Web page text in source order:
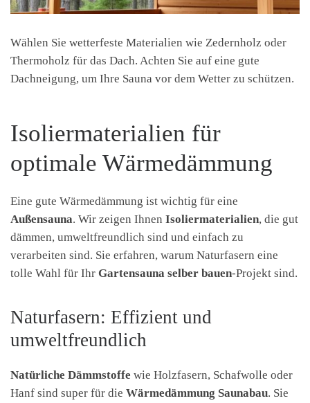
Wählen Sie wetterfeste Materialien wie Zedernholz oder
Thermoholz für das Dach. Achten Sie auf eine gute
Dachneigung, um Ihre Sauna vor dem Wetter zu schützen.
Isoliermaterialien für
optimale Wärmedämmung
Eine gute Wärmedämmung ist wichtig für eine
Außensauna. Wir zeigen Ihnen Isoliermaterialien, die gut
dämmen, umweltfreundlich sind und einfach zu
verarbeiten sind. Sie erfahren, warum Naturfasern eine
tolle Wahl für Ihr Gartensauna selber bauen-Projekt sind.
Naturfasern: Effizient und
umweltfreundlich
Natürliche Dämmstoffe wie Holzfasern, Schafwolle oder
Hanf sind super für die Wärmedämmung Saunabau. Sie